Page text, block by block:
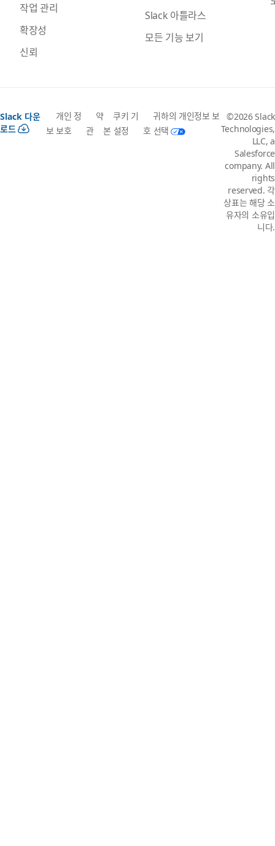
작업 관리
확장성
신뢰
Slack 아틀라스
모든 기능 보기
Slack 다운
로드
개인 정
보 보호
약
관
쿠키 기
본 설정
귀하의 개인정보 보
호 선택
©2026 Slack
Technologies,
LLC, a
Salesforce
company. All
rights
reserved. 각
상표는 해당 소
유자의 소유입
니다.